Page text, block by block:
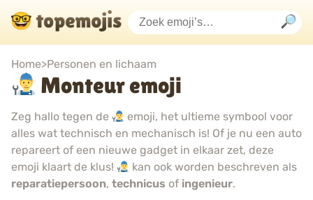
Home>Personen en lichaam
Monteur emoji
Zeg hallo tegen de
emoji, het ultieme symbool voor
alles wat technisch en mechanisch is! Of je nu een auto
repareert of een nieuwe gadget in elkaar zet, deze
emoji klaart de klus!
kan ook worden beschreven als
reparatiepersoon, technicus of ingenieur.